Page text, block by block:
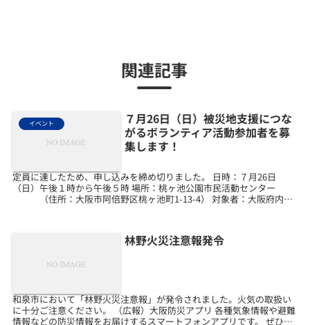
関連記事
イベント
７月26日（日）被災地支援につな
がるボランティア活動参加者を募
集します！
定員に達したため、申し込みを締め切りました。 日時：７月26日
（日）午後１時から午後５時 場所：桃ヶ池公園市民活動センター
（住所：大阪市阿倍野区桃ヶ池町1-13-4） 対象者：大阪府内在
林野火災注意報発令
和泉市において「林野火災注意報」が発令されました。火気の取扱い
に十分ご注意ください。 （広報）大阪防災アプリ 各種気象情報や避難
情報などの防災情報をお届けするスマートフォンアプリです。 ぜひダ